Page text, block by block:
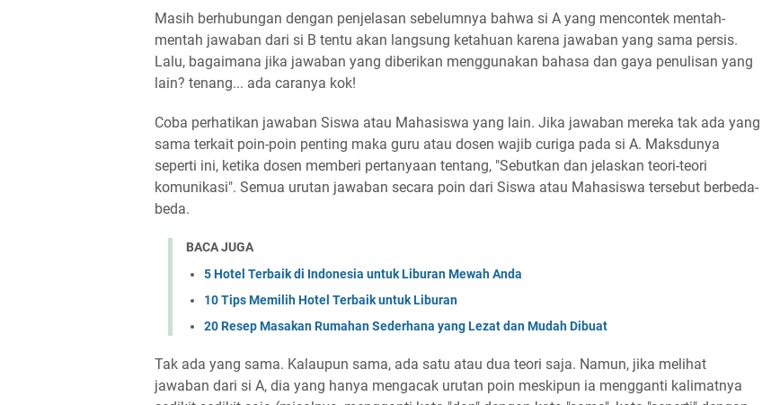
Masih berhubungan dengan penjelasan sebelumnya bahwa si A yang mencontek mentah-
mentah jawaban dari si B tentu akan langsung ketahuan karena jawaban yang sama persis.
Lalu, bagaimana jika jawaban yang diberikan menggunakan bahasa dan gaya penulisan yang
lain? tenang... ada caranya kok!
Coba perhatikan jawaban Siswa atau Mahasiswa yang lain. Jika jawaban mereka tak ada yang
sama terkait poin-poin penting maka guru atau dosen wajib curiga pada si A. Maksdunya
seperti ini, ketika dosen memberi pertanyaan tentang, "Sebutkan dan jelaskan teori-teori
komunikasi". Semua urutan jawaban secara poin dari Siswa atau Mahasiswa tersebut berbeda-
beda.
BACA JUGA
5 Hotel Terbaik di Indonesia untuk Liburan Mewah Anda
10 Tips Memilih Hotel Terbaik untuk Liburan
20 Resep Masakan Rumahan Sederhana yang Lezat dan Mudah Dibuat
Tak ada yang sama. Kalaupun sama, ada satu atau dua teori saja. Namun, jika melihat
jawaban dari si A, dia yang hanya mengacak urutan poin meskipun ia mengganti kalimatnya